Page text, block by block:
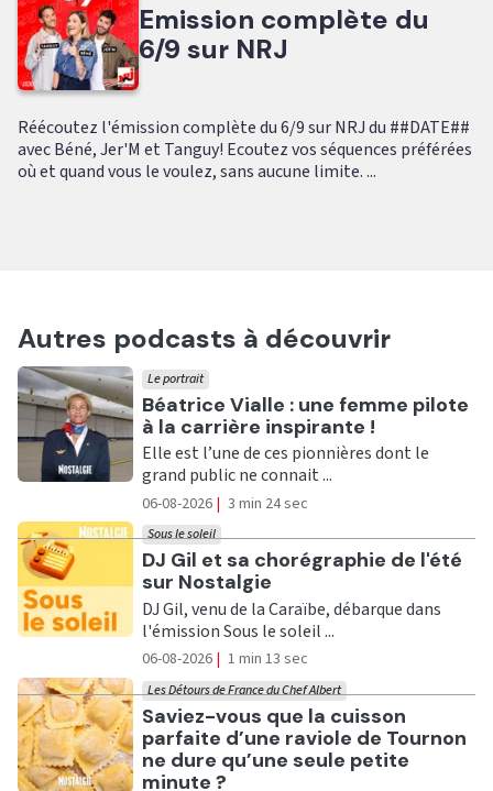
Emission complète du
6/9 sur NRJ
Réécoutez l'émission complète du 6/9 sur NRJ du ##DATE##
avec Béné, Jer'M et Tanguy! Ecoutez vos séquences préférées
où et quand vous le voulez, sans aucune limite. ...
Autres podcasts à découvrir
Ecouter
Béatrice Vialle : une femme pilote
à la carrière inspirante !
Le portrait
Elle est l’une de ces pionnières dont le
grand public ne connait ...
06-08-2026 | 3 min 24 sec
Ecouter
DJ Gil et sa chorégraphie de l'été
sur Nostalgie
Sous le soleil
DJ Gil, venu de la Caraïbe, débarque dans
l'émission Sous le soleil ...
06-08-2026 | 1 min 13 sec
Ecouter
Saviez-vous que la cuisson
parfaite d’une raviole de Tournon
ne dure qu’une seule petite
minute ?
Les Détours de France du Chef Albert